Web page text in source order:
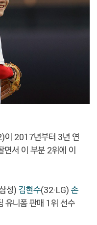
이 2017년부터 3년 연
서 이 부분 2위에 이
성) 김현수(32·LG) 손
유니폼 판매 1위 선수